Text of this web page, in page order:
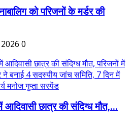
को परिजनों के मर्डर की
0
छात्र की संदिग्ध मौत,...